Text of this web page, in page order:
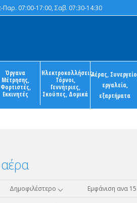
Παρ. 07:00-17:00, Σαβ. 07:30-14:30
Όργανα
Μέτρησης,
Φορτιστές,
Εκκινητές
Ηλεκτροκολλήσεις,
Τόρνοι,
Γεννήτριες,
Σκούπες, Δομικά
Αέρας, Συνεργείο,
εργαλεία,
εξαρτήματα
Δημοφιλέστερο Εμφάνιση ανα 15